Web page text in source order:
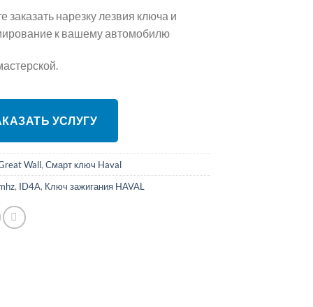
заказать нарезку лезвия ключа и
к вашему автомобилю
УСЛУГУ
Wall,Смарт ключ Haval
, ID4A, Ключ зажигания HAVAL